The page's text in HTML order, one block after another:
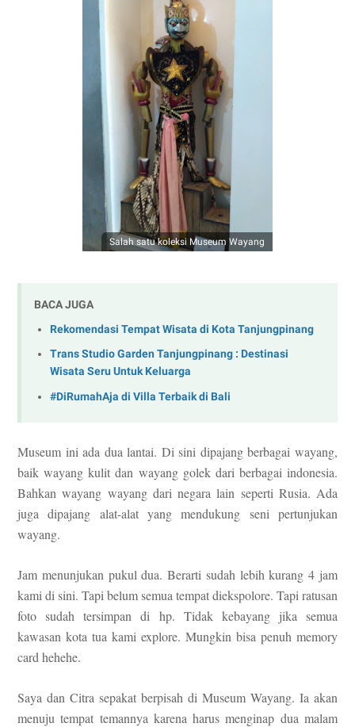
Salah satu koleksi Museum Wayang
BACA JUGA
Rekomendasi Tempat Wisata di Kota Tanjungpinang
Trans Studio Garden Tanjungpinang : Destinasi
Wisata Seru Untuk Keluarga
#DiRumahAja di Villa Terbaik di Bali
Museum ini ada dua lantai. Di sini dipajang berbagai wayang,
baikwayang kulitdan wayang golek dari berbagai indonesia.
Bahkanwayang wayang dari negara lain seperti Rusia. Ada
juga dipajang alat-alat yang mendukung seni pertunjukan
wayang.
Jam menunjukan pukul dua. Berarti sudah lebih kurang 4 jam
kami di sini. Tapi belum semua tempat diekspolore. Tapi ratusan
fotosudah tersimpan di hp. Tidak kebayang jika semua
kawasan kota tua kami explore. Mungkin bisa penuh memory
card hehehe.
Saya dan Citra sepakat berpisah di Museum Wayang. Ia akan
menuju tempat temannya karena harus menginap dua malam